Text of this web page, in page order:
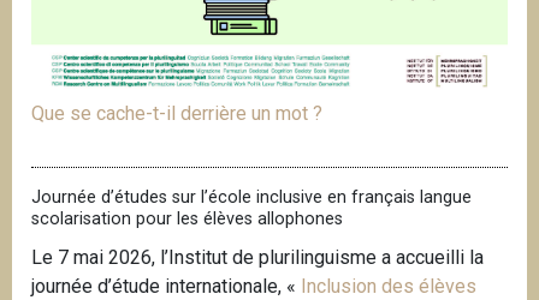
Que se cache-t-il derrière un mot ?
Journée d’études sur l’école inclusive en français langue
scolarisation pour les élèves allophones
Le 7 mai 2026, l’Institut de plurilinguisme a accueilli la
journée d’étude internationale, « Inclusion des élèves